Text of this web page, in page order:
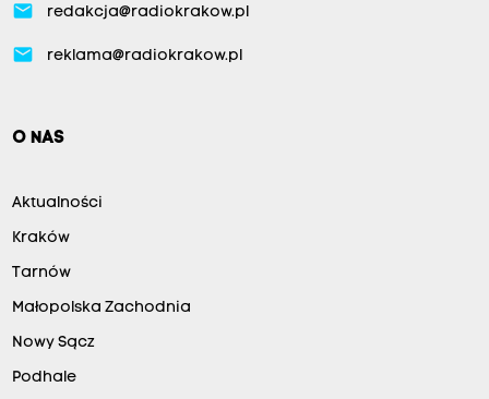
email redakcja@radiokrakow.pl
email reklama@radiokrakow.pl
O NAS
Aktualności
Kraków
Tarnów
Małopolska Zachodnia
Nowy Sącz
Podhale